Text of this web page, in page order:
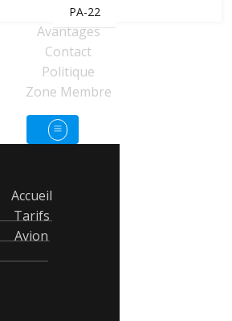
PA-22
Avantages
Contact
Politique
Zone Membre
Accueil
Tarifs
Avion